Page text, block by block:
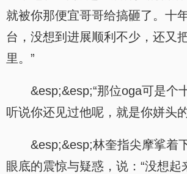
就被你那便宜哥哥给搞砸了。十
台，没想到进展顺利不少，还又
里。”
&esp;&esp;“那位oga可是个
听说你还见过他呢，就是你姘头
&esp;&esp;林奎指尖摩挲着
眼底的震惊与疑惑，说：“没想起